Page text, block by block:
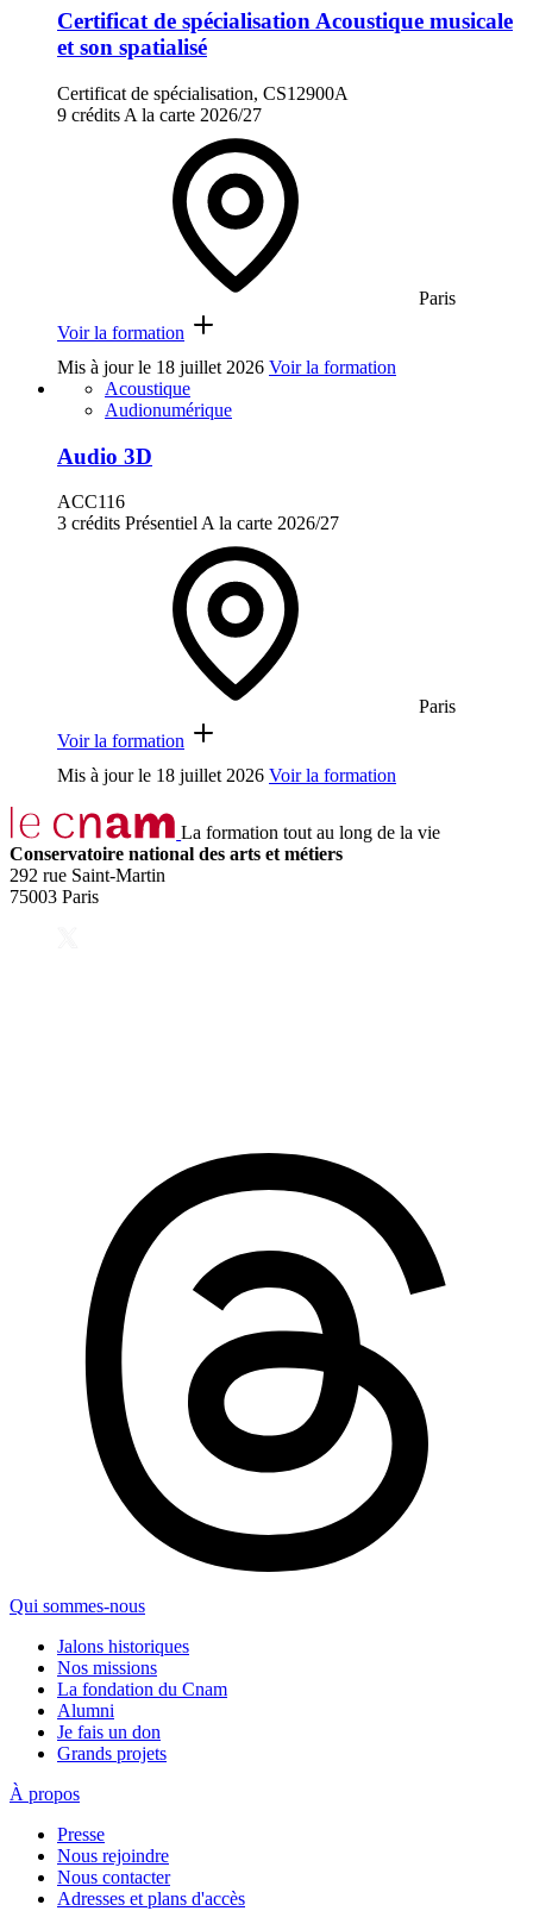
Certificat de spécialisation Acoustique musicale
et son spatialisé
Certificat de spécialisation, CS12900A
9 crédits A la carte 2026/27
Paris
Voir la formation
Mis à jour le 18 juillet 2026 Voir la formation
Acoustique
Audionumérique
Audio 3D
ACC116
3 crédits PrésentielA la carte 2026/27
Paris
Voir la formation
Mis à jour le 18 juillet 2026 Voir la formation
La formation tout au long de la vie
Conservatoire national des arts et métiers
292 rue Saint-Martin
75003 Paris
Qui sommes-nous
Jalons historiques
Nos missions
La fondation du Cnam
Alumni
Je fais un don
Grands projets
À propos
Presse
Nous rejoindre
Nous contacter
Adresses et plans d'accès